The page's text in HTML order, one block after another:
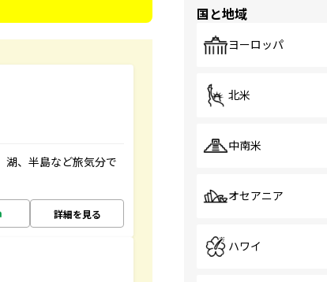
湖、半島など旅気分で
詳細を見る
国と地域
ヨーロッパ
北米
中南米
オセアニア
ハワイ